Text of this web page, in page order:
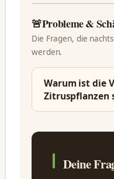
🚨Probleme &
Die Fragen, die
werden.
Warum ist die
Zitruspflanzen
Deine